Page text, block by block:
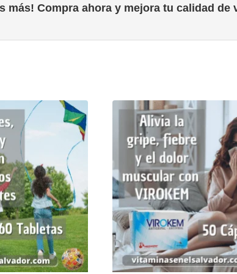
más! Compra ahora y mejora tu calidad de